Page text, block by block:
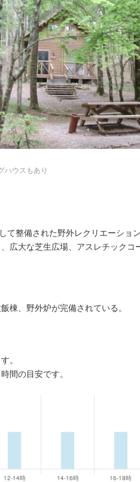
ハウスもあり
て整備された野外レクリエーショ
広大な芝生広場、アスレチックコ
棟、野外炉が完備されている。
。
間の目安です。